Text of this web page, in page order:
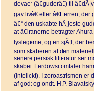
devaer (â€guderâ€) til
gav livâ€ eller â€Herren,
â€“ den uskabte hÃ¸jeste
at â€iranerne betragter
lyslegeme, og en sjÃ¦l, der
som skaberen af den
senere persisk litteratur ser
skaber. Ferdowsi omtaler
(intellekt). I zoroastrismen er
af godt og ondt. H.P.